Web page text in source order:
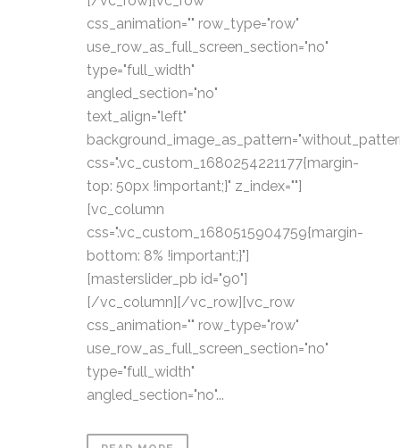
css_animation="" row_type="row"
use_row_as_full_screen_section="no"
type="full_width"
angled_section="no"
text_align="left"
css=".vc_custom_1680254221177{margin-
top: 50px !important;}" z_index=""]
[vc_column
css=".vc_custom_1680515904759{margin-
bottom: 8% !important;}"]
[masterslider_pb id="90"]
[/vc_column][/vc_row][vc_row
css_animation="" row_type="row"
use_row_as_full_screen_section="no"
type="full_width"
angled_section="no"...